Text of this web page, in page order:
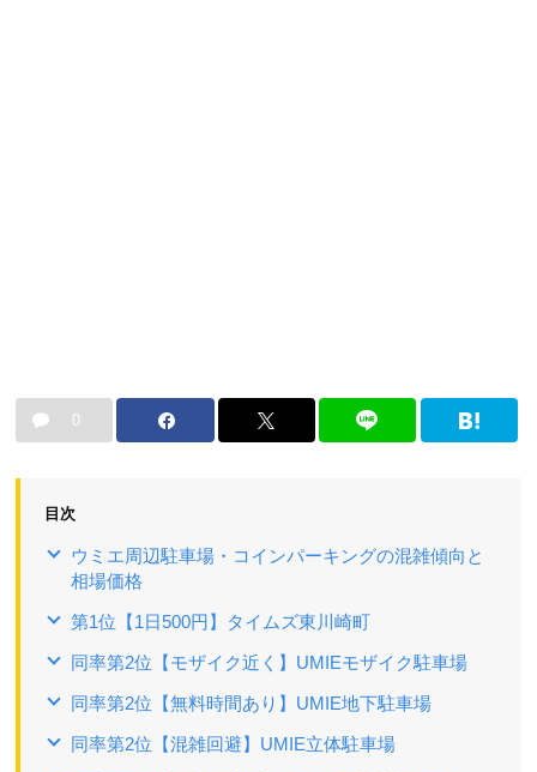
0
目次
ウミエ周辺駐車場・コインパーキングの混雑傾向と
相場価格
第1位【1日500円】タイムズ東川崎町
同率第2位【モザイク近く】UMIEモザイク駐車場
同率第2位【無料時間あり】UMIE地下駐車場
同率第2位【混雑回避】UMIE立体駐車場